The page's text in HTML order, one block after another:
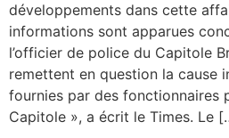
développements dans cette
informations sont apparues
l’officier de police du Capitole
remettent en question la cause
fournies par des fonctionnaires
Capitole », a écrit le Times. Le